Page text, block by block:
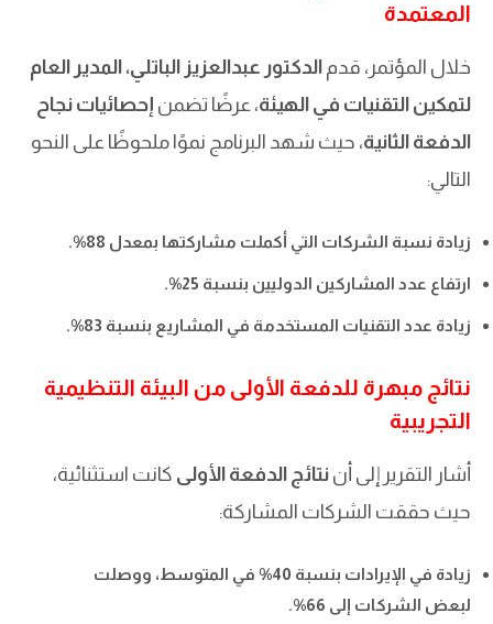
المعتمدة
خلال المؤتمر، قدم الدكتور عبدالعزيز الباتلي، المدير العام
لتمكين التقنيات في الهيئة، عرضًا تضمن إحصائيات نجاح
الدفعة الثانية، حيث شهد البرنامج نموًا ملحوظًا على النحو
التالي:
زيادة نسبة الشركات التي أكملت مشاركتها بمعدل 88%.
ارتفاع عدد المشاركين الدوليين بنسبة 25%.
زيادة عدد التقنيات المستخدمة في المشاريع بنسبة 83%.
نتائج مبهرة للدفعة الأولى من البيئة التنظيمية
التجريبية
أشار التقرير إلى أن نتائج الدفعة الأولى كانت استثنائية،
حيث حققت الشركات المشاركة:
زيادة في الإيرادات بنسبة 40% في المتوسط، ووصلت
لبعض الشركات إلى 66%.